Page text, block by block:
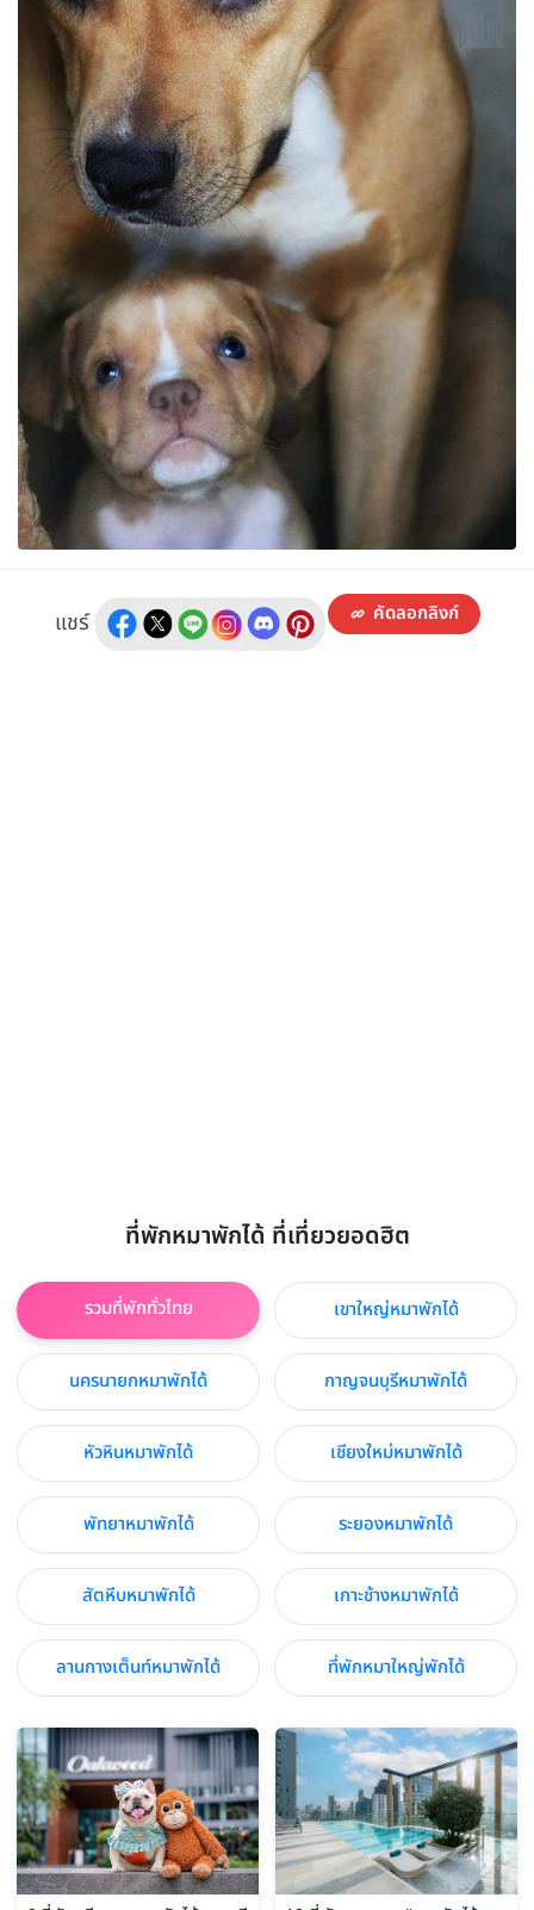
แชร์ คัดลอกลิงก์
ที่พักหมาพักได้ ที่เที่ยวยอดฮิต
รวมที่พักทั่วไทย เขาใหญ่หมาพักได้
นครนายกหมาพักได้ กาญจนบุรีหมาพักได้
หัวหินหมาพักได้ เชียงใหม่หมาพักได้
พัทยาหมาพักได้ ระยองหมาพักได้
สัตหีบหมาพักได้ เกาะช้างหมาพักได้
ลานกางเต็นท์หมาพักได้ ที่พักหมาใหญ่พักได้